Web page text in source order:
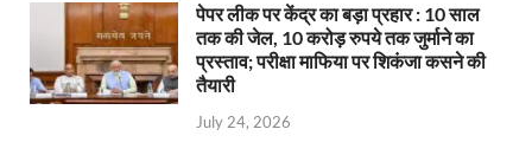
पेपर लीक पर केंद्र का बड़ा प्रहार : 10 साल
तक की जेल, 10 करोड़ रुपये तक जुर्माने का
प्रस्ताव; परीक्षा माफिया पर शिकंजा कसने की
तैयारी
July 24, 2026